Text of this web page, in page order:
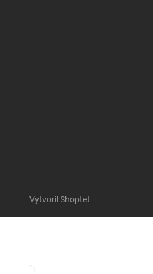
Vytvoril Shoptet